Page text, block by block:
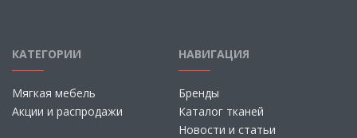
КАТЕГОРИИ
Мягкая мебель
Акции и распродажи
НАВИГАЦИЯ
Бренды
Каталог тканей
Новости и статьи